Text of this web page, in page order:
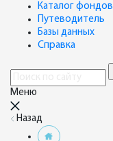
Каталог фондов
Путеводитель
Базы данных
Справка
Меню
Назад